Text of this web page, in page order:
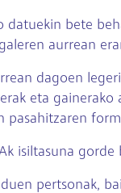
datuekin bete
aurrean
dagoen
eta
isiltasuna
pertsonak,